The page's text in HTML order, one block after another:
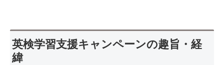
英検学習支援キャンペーンの趣旨・経
緯